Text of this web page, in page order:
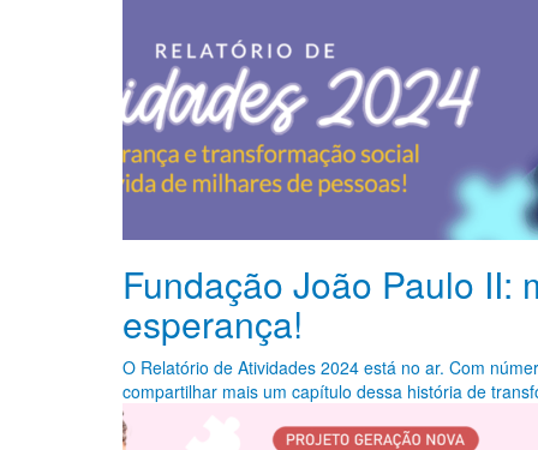
Fundação João Paulo II:
esperança!
O Relatório de Atividades 2024 está no ar. Com
compartilhar mais um capítulo dessa história de